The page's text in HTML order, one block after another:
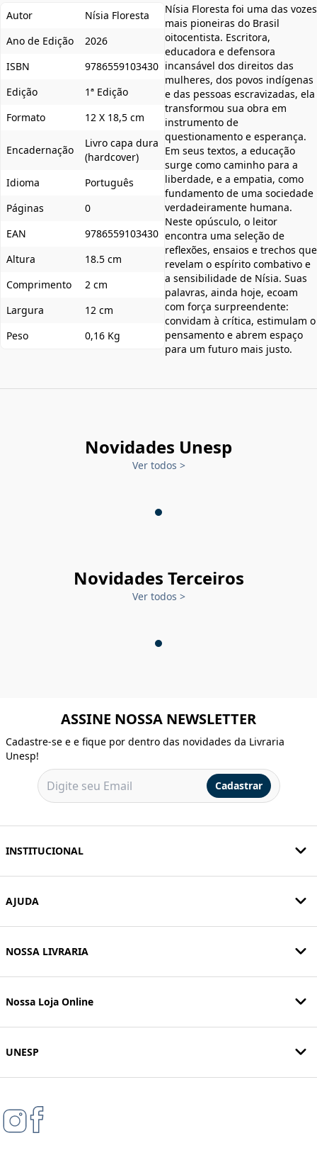
Autor
Nísia Floresta
Ano de Edição
2026
ISBN
9786559103430
Edição
1ª Edição
Formato
12 X 18,5 cm
Encadernação
Livro capa dura
(hardcover)
Idioma
Português
Páginas
0
EAN
9786559103430
Altura
18.5 cm
Comprimento
2 cm
Largura
12 cm
Peso
0,16 Kg
Nísia Floresta foi uma das vozes
mais pioneiras do Brasil
oitocentista. Escritora,
educadora e defensora
incansável dos direitos das
mulheres, dos povos indígenas
e das pessoas escravizadas, ela
transformou sua obra em
instrumento de
questionamento e esperança.
Em seus textos, a educação
surge como caminho para a
liberdade, e a empatia, como
fundamento de uma sociedade
verdadeiramente humana.
Neste opúsculo, o leitor
encontra uma seleção de
reflexões, ensaios e trechos que
revelam o espírito combativo e
a sensibilidade de Nísia. Suas
palavras, ainda hoje, ecoam
com força surpreendente:
convidam à crítica, estimulam o
pensamento e abrem espaço
para um futuro mais justo.
Novidades Unesp
Ver todos >
Novidades Terceiros
Ver todos >
ASSINE NOSSA NEWSLETTER
Cadastre-se e e fique por dentro das novidades da Livraria
Unesp!
Cadastrar
INSTITUCIONAL
AJUDA
NOSSA LIVRARIA
Nossa Loja Online
UNESP